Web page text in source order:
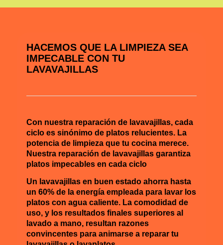
HACEMOS QUE LA LIMPIEZA SEA
IMPECABLE CON TU
LAVAVAJILLAS
Con nuestra reparación de lavavajillas, cada
ciclo es sinónimo de platos relucientes. La
potencia de limpieza que tu cocina merece.
Nuestra reparación de lavavajillas garantiza
platos impecables en cada ciclo
Un lavavajillas en buen estado ahorra hasta
un 60% de la energía empleada para lavar los
platos con agua caliente. La comodidad de
uso, y los resultados finales superiores al
lavado a mano, resultan razones
convincentes para animarse a reparar tu